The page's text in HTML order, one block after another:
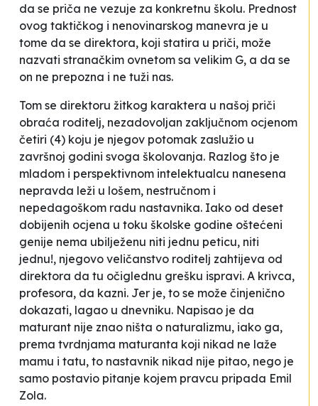
da se priča ne vezuje za konkretnu školu. Prednost
ovog taktičkog i nenovinarskog manevra je u
tome da se direktora, koji statira u priči, može
nazvati stranačkim ovnetom sa velikim G, a da se
on ne prepozna i ne tuži nas.
Tom se direktoru žitkog karaktera u našoj priči
obraća roditelj, nezadovoljan zaključnom ocjenom
četiri (4) koju je njegov potomak zaslužio u
završnoj godini svoga školovanja. Razlog što je
mladom i perspektivnom intelektualcu nanesena
nepravda leži u lošem, nestručnom i
nepedagoškom radu nastavnika. Iako od deset
dobijenih ocjena u toku školske godine oštećeni
genije nema ubilježenu niti jednu peticu, niti
jednu!, njegovo veličanstvo roditelj zahtijeva od
direktora da tu očiglednu grešku ispravi. A krivca,
profesora, da kazni. Jer je, to se može činjenično
dokazati, lagao u dnevniku. Napisao je da
maturant nije znao ništa o naturalizmu, iako ga,
prema tvrdnjama maturanta koji nikad ne laže
mamu i tatu, to nastavnik nikad nije pitao, nego je
samo postavio pitanje kojem pravcu pripada Emil
Zola.